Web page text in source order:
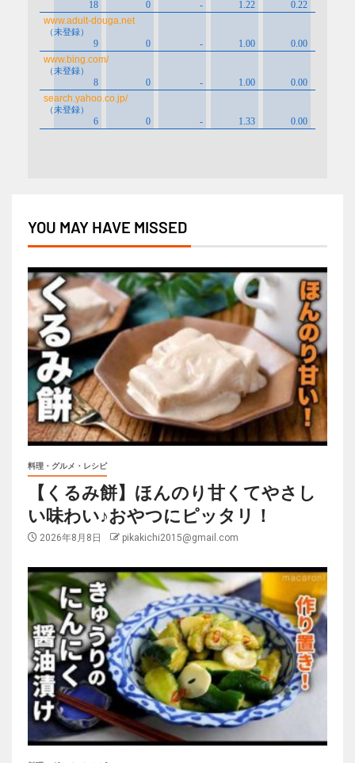
YOU MAY HAVE MISSED
料理・グルメ・レシピ
【くるみ餅】ほんのり甘くてやさし
い味わい♪おやつにピッタリ！
2026年8月8日 pikakichi2015@gmail.com